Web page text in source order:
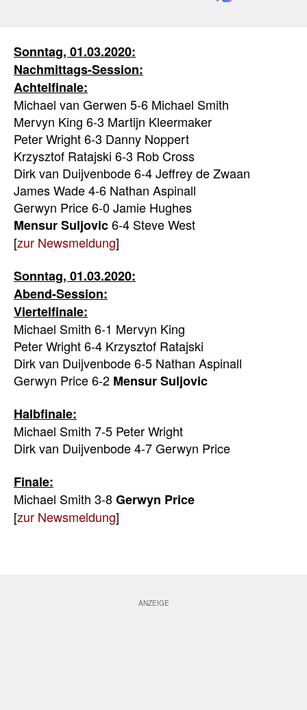
Sonntag, 01.03.2020:
Nachmittags-Session:
Achtelfinale:
Michael van Gerwen 5-6 Michael Smith
Mervyn King 6-3 Martijn Kleermaker
Peter Wright 6-3 Danny Noppert
Krzysztof Ratajski 6-3 Rob Cross
Dirk van Duijvenbode 6-4 Jeffrey de Zwaan
James Wade 4-6 Nathan Aspinall
Gerwyn Price 6-0 Jamie Hughes
Mensur Suljovic6-4 Steve West
[zur Newsmeldung]
Sonntag, 01.03.2020:
Abend-Session:
Viertelfinale:
Michael Smith 6-1 Mervyn King
Peter Wright 6-4 Krzysztof Ratajski
Dirk van Duijvenbode 6-5 Nathan Aspinall
Gerwyn Price 6-2 Mensur Suljovic
Halbfinale:
Michael Smith 7-5 Peter Wright
Dirk van Duijvenbode 4-7 Gerwyn Price
Finale:
Michael Smith 3-8Gerwyn Price
[zur Newsmeldung]